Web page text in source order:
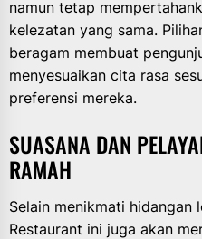
namun tetap
kelezatan yang sama.
beragam membuat
menyesuaikan cita rasa
preferensi mereka.
SUASANA DAN
RAMAH
Selain menikmati hidangan
Restaurant ini juga akan